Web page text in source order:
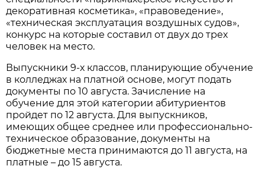
декоративная косметика», «правоведение»,
«техническая эксплуатация воздушных судов»,
конкурс на которые составил от двух до трех
человек на место.
Выпускники 9-х классов, планирующие обучение
в колледжах на платной основе, могут подать
документы по 10 августа. Зачисление на
обучение для этой категории абитуриентов
пройдет по 12 августа. Для выпускников,
имеющих общее среднее или профессионально-
техническое образование, документы на
бюджетные места принимаются до 11 августа, на
платные – до 15 августа.